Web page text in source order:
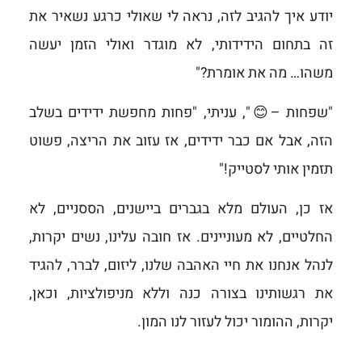
יודע איך להגיב לזה, נראה לי שאולי כרגע נשאיר את
זה בתחום הידידותי, לא מוגדר ואולי הזמן יעשה
משהו… מה את אומרת?"
"שפחות –😊", עניתי, "פחות מחפשת ידידים בשלב
הזה, אבל אם כבר ידידים, אז עזוב את הריצה, פשוט
תזמין אותי לסטייק!"
אז כן, העולם מלא בגברים ביישנים, הססניים, לא
החלטיים, לא מעוניינים. אז חובה עלינו, נשים יקרות,
לנהל אנחנו את חיי האהבה שלנו, ליזום, לברר, להגיד
את רגשותינו בצורה כנה וללא מניפולציות, וכאן,
יקרות, ההומור יכול לעזור לנו המון.